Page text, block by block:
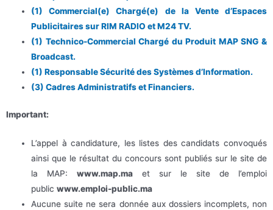
(1) Commercial(e) Chargé(e) de la Vente d’Espaces
Publicitaires sur RIM RADIO et M24 TV.
(1) Technico-Commercial Chargé du Produit MAP SNG &
Broadcast.
(1) Responsable Sécurité des Systèmes d’Information.
(3) Cadres Administratifs et Financiers.
Important:
L’appel à candidature, les listes des candidats convoqués
ainsi que le résultat du concours sont publiés sur le site de
la MAP:www.map.ma et sur le site de l’emploi
publicwww.emploi-public.ma
Aucune suite ne sera donnée aux dossiers incomplets, non